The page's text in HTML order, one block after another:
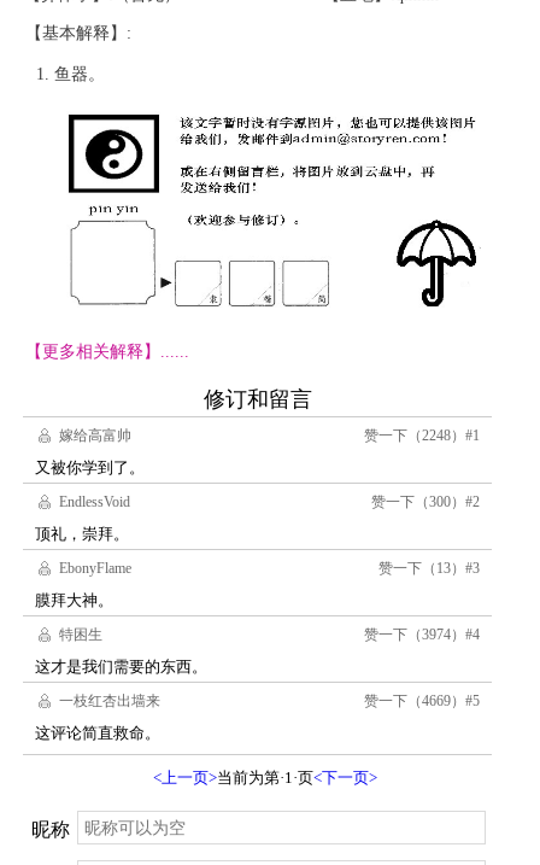
【基本解释】:
鱼器。
【更多相关解释】......